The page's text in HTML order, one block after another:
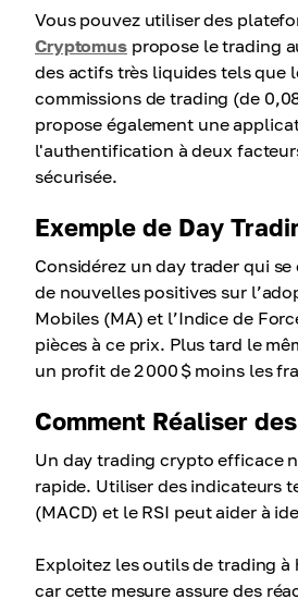
Vous pouvez utiliser des
Cryptomuspropose le trading
des actifs très liquides tels que
commissions de trading (de
propose également une
l'authentification à deux
sécurisée.
Exemple de Day
Considérez un day trader qui
de nouvelles positives sur
Mobiles (MA) et l’Indice de
pièces à ce prix. Plus tard le
un profit de 2 000 $ moins les
Comment Réaliser
Un day trading crypto efficace
rapide. Utiliser des indicateurs
(MACD) et le RSI peut aider à
Exploitez les outils de trading
car cette mesure assure des